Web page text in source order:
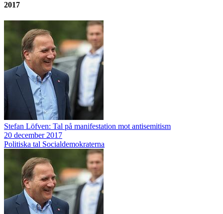
2017
Stefan Löfven: Tal på manifestation mot antisemitism
20 december 2017
Politiska tal Socialdemokraterna